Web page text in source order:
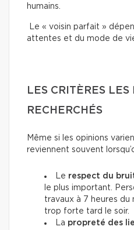
humains.
Le « voisin parfait »
attentes et du mode de
LES CRITÈRES LES
RECHERCHÉS
Même si les opinions
reviennent souvent
Le respect du
le plus important.
travaux à 7 heures du
trop forte tard le soir.
La propreté des